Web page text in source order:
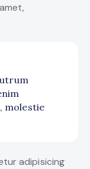
molestie
adipisicing